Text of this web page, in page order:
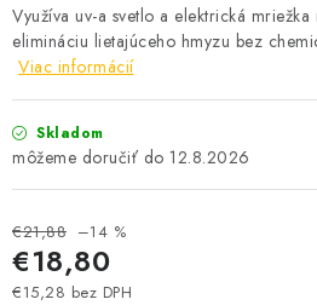
Reklamácie a formulár na odstúpenie
Obchodné podmienky
O nás - MEGALED & JANTON
Zľavy pre profíkov
Využíva uv-a svetlo a elektrická
elimináciu lietajúceho hmyzu bez
Viac informácií
Skladom
12.8.2026
€21,88 –14 %
€18,80
€15,28 bez DPH